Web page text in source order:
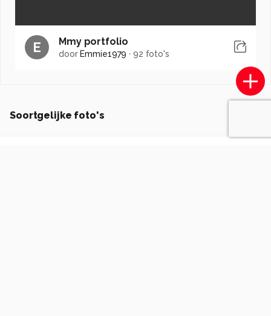
E Mmy portfolio
doorEmmie1979 · 92 foto's
Soortgelijke foto's